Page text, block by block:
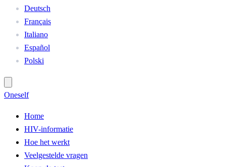
Deutsch
Français
Italiano
Español
Polski
Oneself
Home
HIV-informatie
Hoe het werkt
Veelgestelde vragen